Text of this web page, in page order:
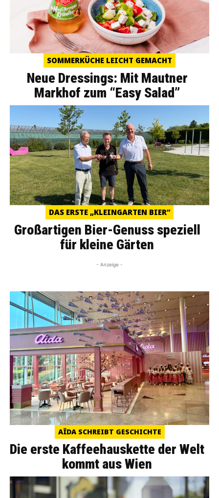
SOMMERKÜCHE LEICHT GEMACHT
Neue Dressings: Mit Mautner
Markhof zum “Easy Salad”
DAS ERSTE „KLEINGARTEN BIER“
Großartigen Bier-Genuss speziell
für kleine Gärten
- Anzeige -
AÏDA SCHREIBT GESCHICHTE
Die erste Kaffeehauskette der Welt
kommt aus Wien